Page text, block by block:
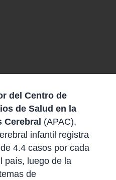
del Centro de
de Salud en la
(APAC),
infantil registra
4.4 casos por cada
país, luego de la
de